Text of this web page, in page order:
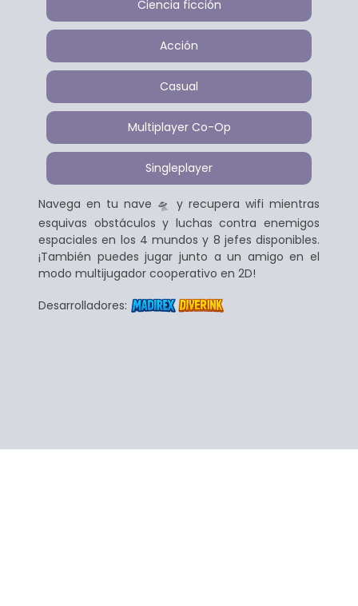
Ciencia ficción
Acción
Casual
Multiplayer Co-Op
Singleplayer
Navega en tu nave 🛸 y recupera wifi mientras
esquivas obstáculos y luchas contra enemigos
espaciales en los 4 mundos y 8 jefes disponibles.
¡También puedes jugar junto a un amigo en el
modo multijugador cooperativo en 2D!
Desarrolladores: